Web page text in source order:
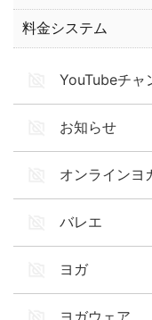
料金システム
YouTubeチャ
お知らせ
オンラインヨ
バレエ
ヨガ